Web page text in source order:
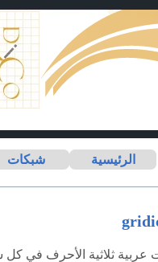
شبكات الرئيسية
ثلاثية الأحرف في كل